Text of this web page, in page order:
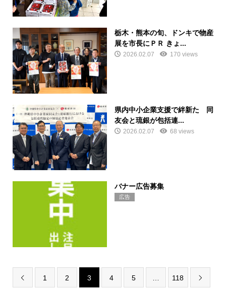
栃木・熊本の旬、ドンキで物産
展を市長にＰＲ きょ...
2026.02.07 170 views
県内中小企業支援で絆新た 同
友会と琉銀が包括連...
2026.02.07 68 views
バナー広告募集
広告
 1 2 3 4 5 118 